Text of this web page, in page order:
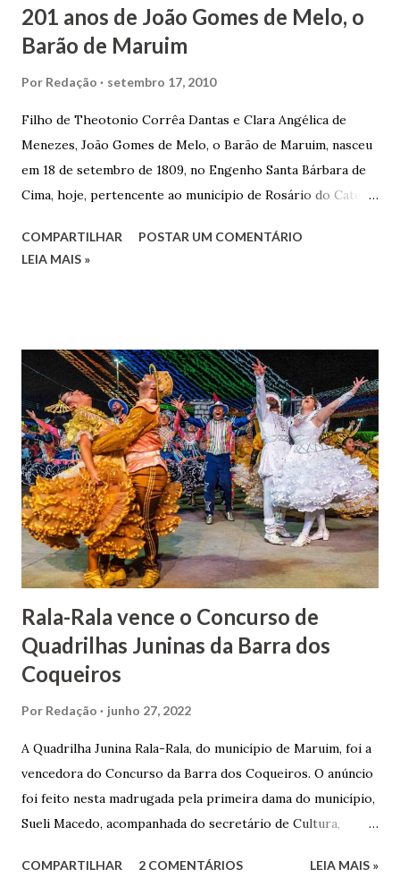
201 anos de João Gomes de Melo, o
Barão de Maruim
Por Redação setembro 17, 2010
Filho de Theotonio Corrêa Dantas e Clara Angélica de
Menezes, João Gomes de Melo, o Barão de Maruim, nasceu
em 18 de setembro de 1809, no Engenho Santa Bárbara de
Cima, hoje, pertencente ao município de Rosário do Catete.
José de Faro Leitão, porém o casamento acabou com o
indiciamento para apropriar-se da volumosa herança. Em
1862, transferiu-se para o Rio de Janeiro e casou-se com
uma irmã do Visconde de Uruguai. O Barão de Maruim
apresentou uma grande dedicação à atividade agrícola, que
lhe proporcionou uma grande reserva financeira. João
Gomes de Melo mandou construir a Igreja Matriz de Nosso
Senhor Bom Jesus dos Passos, que foi inaugurada em 1862 e
doada ao vigário Pe. José Joaquim de Vasconcelos. A Igreja
Matriz...
COMPARTILHAR
POSTAR UM COMENTÁRIO
LEIA MAIS »
Rala-Rala vence o Concurso de
Quadrilhas Juninas da Barra dos
Coqueiros
Por Redação junho 27, 2022
A Quadrilha Junina Rala-Rala, do município de Maruim, foi a
vencedora do Concurso da Barra dos Coqueiros. O anúncio
foi feito nesta madrugada pela primeira dama do município,
Sueli Macedo, acompanhada do secretário de Cultura,
Roberto Fernandes dos Santos Júnior, e na presença dos
COMPARTILHAR 2 COMENTÁRIOS LEIA MAIS »